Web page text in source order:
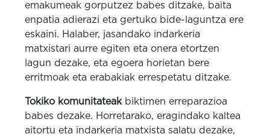
emakumeak gorputzez babes ditzake, baita
enpatia adierazi eta gertuko bide-laguntza ere
eskaini. Halaber, jasandako indarkeria
matxistari aurre egiten eta onera etortzen
lagun dezake, eta egoera horietan bere
erritmoak eta erabakiak errespetatu ditzake.
Tokiko komunitateak biktimen erreparazioa
babes dezake. Horretarako, eragindako kaltea
aitortu eta indarkeria matxista salatu dezake,